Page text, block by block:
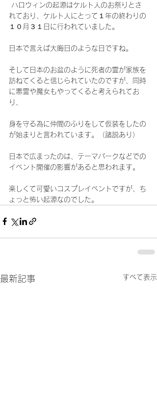
れており、ケルト人にとって１年の終わりの
１０月３１日に行われていました。
日本で言えば大晦日のような日ですね。
そして日本のお盆のように死者の霊が家族を
訪ねてくると信じられていたのですが、同時
に悪霊や魔女もやってくると考えられてお
り、
身を守る為に仲間のふりをして仮装をしたの
が始まりと言われています。（諸説あり）
日本で広まったのは、テーマパークなどでの
イベント開催の影響があると思われます。
楽しくて可愛いコスプレイベントですが、ち
ょっと怖い起源なのでした。
最新記事 すべて表示